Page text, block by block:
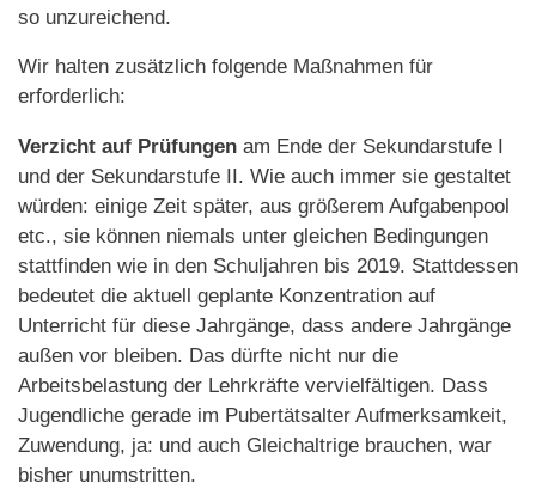
so unzureichend.
Wir halten zusätzlich folgende Maßnahmen für
erforderlich:
Verzicht auf Prüfungen am Ende der Sekundarstufe I
und der Sekundarstufe II. Wie auch immer sie gestaltet
würden: einige Zeit später, aus größerem Aufgabenpool
etc., sie können niemals unter gleichen Bedingungen
stattfinden wie in den Schuljahren bis 2019. Stattdessen
bedeutet die aktuell geplante Konzentration auf
Unterricht für diese Jahrgänge, dass andere Jahrgänge
außen vor bleiben. Das dürfte nicht nur die
Arbeitsbelastung der Lehrkräfte vervielfältigen. Dass
Jugendliche gerade im Pubertätsalter Aufmerksamkeit,
Zuwendung, ja: und auch Gleichaltrige brauchen, war
bisher unumstritten.